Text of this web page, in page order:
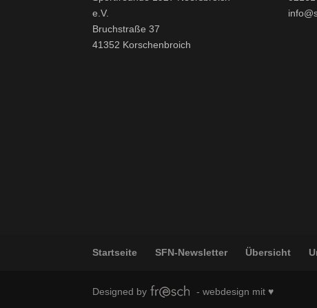
e.V.
Bruchstraße 37
41352 Korschenbroich
Startseite SFN-Newsletter Übersicht
Designed by - webdesign mit ♥